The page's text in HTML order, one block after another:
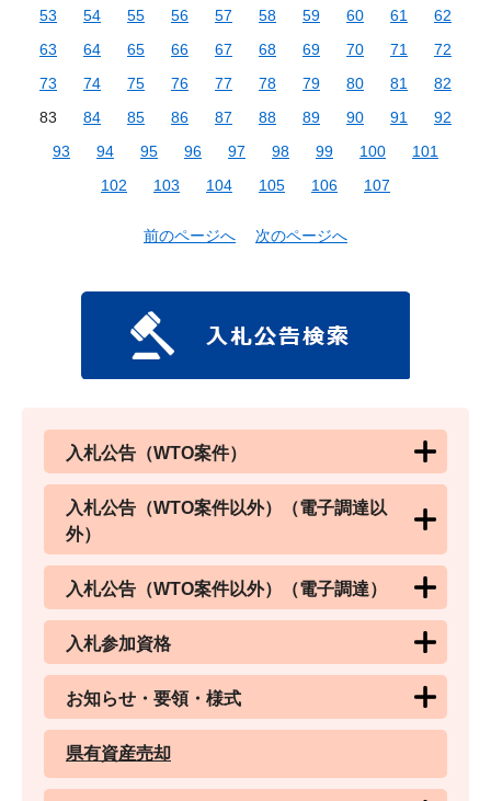
53
54 55 56 57 58 59 60 61
62
63
64 65 66 67 68 69 70 71
72
73
74 75 76 77 78 79 80 81
82
83
84 85 86 87 88 89 90 91
92
93
94 95 96 97 98 99 100
101
102
103 104 105 106 107
前のページへ 次のページへ
入札公告（WTO案件）
入札公告（WTO案件以外）（電子調達以
外）
入札公告（WTO案件以外）（電子調達）
入札参加資格
お知らせ・要領・様式
県有資産売却